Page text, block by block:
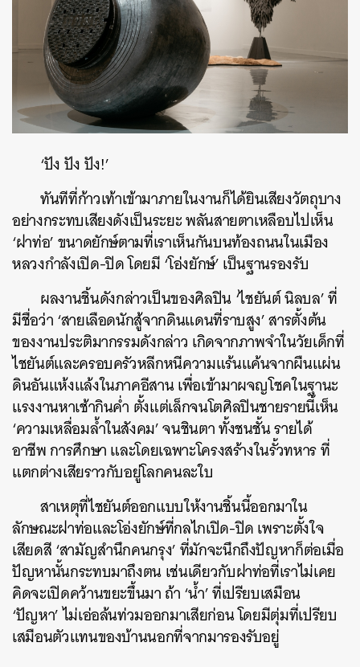
‘ปัง ปัง ปัง!’
ทันทีที่ก้าวเท้าเข้ามาภายในงานก็ได้ยินเสียงวัตถุบาง
อย่างกระทบเสียงดังเป็นระยะ พลันสายตาเหลือบไปเห็น
‘ฝาท่อ’ ขนาดยักษ์ตามที่เราเห็นกันบนท้องถนนในเมือง
หลวงกำลังเปิด-ปิด โดยมี ‘โอ่งยักษ์’ เป็นฐานรองรับ
ผลงานชิ้นดังกล่าวเป็นของศิลปิน ‘ไชยันต์ นิลบล’ ที่
มีชื่อว่า ‘สายเลือดนักสู้จากดินแดนที่ราบสูง’ สารตั้งต้น
ของงานประติมากรรมดังกล่าว เกิดจากภาพจำในวัยเด็กที่
ไชยันต์และครอบครัวหลีกหนีความแร้นแค้นจากผืนแผ่น
ดินอันแห้งแล้งในภาคอีสาน เพื่อเข้ามาผจญโชคในฐานะ
แรงงานหาเช้ากินค่ำ ตั้งแต่เล็กจนโตศิลปินชายรายนี้เห็น
‘ความเหลื่อมล้ำในสังคม’ จนชินตา ทั้งชนชั้น รายได้
อาชีพ การศึกษา และโดยเฉพาะโครงสร้างในรั้วทหาร ที่
แตกต่างเสียราวกับอยู่โลกคนละใบ
สาเหตุที่ไชยันต์ออกแบบให้งานชิ้นนี้ออกมาใน
ลักษณะฝาท่อและโอ่งยักษ์ที่กลไกเปิด-ปิด เพราะตั้งใจ
เสียดสี ‘สามัญสำนึกคนกรุง’ ที่มักจะนึกถึงปัญหาก็ต่อเมื่อ
ปัญหานั้นกระทบมาถึงตน เช่นเดียวกับฝาท่อที่เราไม่เคย
คิดจะเปิดคว้านขยะขึ้นมา ถ้า ‘น้ำ’ ที่เปรียบเสมือน
‘ปัญหา’ ไม่เอ่อล้นท่วมออกมาเสียก่อน โดยมีตุ่มที่เปรียบ
เสมือนตัวแทนของบ้านนอกที่จากมารองรับอยู่